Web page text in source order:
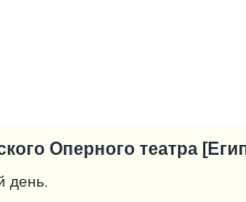
Оперного театра
день.